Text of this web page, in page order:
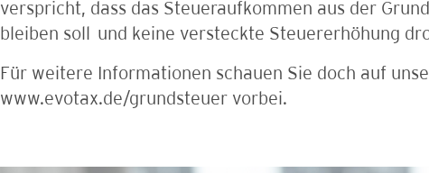
verspricht, dass das Steueraufkommen aus der
bleiben soll und keine versteckte Steuererhöhung
Für weitere Informationen schauen Sie doch auf
www.evotax.de/grundsteuer vorbei.